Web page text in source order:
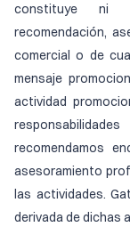
constituye ni
recomendación,
comercial o de
mensaje
actividad
recomendamos
asesoramiento
las actividades.
derivada de dichas